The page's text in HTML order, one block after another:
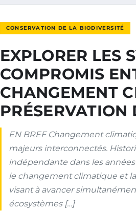
CONSERVATION DE LA BIODIVERSITÉ
EXPLORER LES
COMPROMIS
CHANGEMENT
EN BREF Changement
majeurs interconnectés.
indépendante dans les
le changement climatique et
visant à avancer
écosystèmes […]